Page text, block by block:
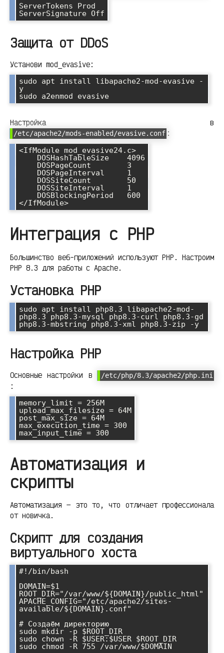
ServerTokens Prod
ServerSignature Off
Защита от DDoS
Установи mod_evasive:
sudo apt install libapache2-mod-evasive -
y
sudo a2enmod evasive
Настройка в
/etc/apache2/mods-enabled/evasive.conf :
<IfModule mod_evasive24.c>
</IfModule>
Интеграция с PHP
Большинство веб-приложений используют PHP. Настроим
PHP 8.3 для работы с Apache.
Установка PHP
sudo apt install php8.3 libapache2-mod-
php8.3 php8.3-mysql php8.3-curl php8.3-gd
php8.3-mbstring php8.3-xml php8.3-zip -y
Настройка PHP
Основные настройки в /etc/php/8.3/apache2/php.ini
:
memory_limit = 256M
upload_max_filesize = 64M
post_max_size = 64M
max_execution_time = 300
max_input_time = 300
Автоматизация и
скрипты
Автоматизация — это то, что отличает профессионала
от новичка.
Скрипт для создания
виртуального хоста
#!/bin/bash
DOMAIN=$1
ROOT_DIR="/var/www/${DOMAIN}/public_html"
APACHE_CONFIG="/etc/apache2/sites-
available/${DOMAIN}.conf"
# Создаём директорию
sudo mkdir -p $ROOT_DIR
sudo chown -R $USER:$USER $ROOT_DIR
sudo chmod -R 755 /var/www/$DOMAIN